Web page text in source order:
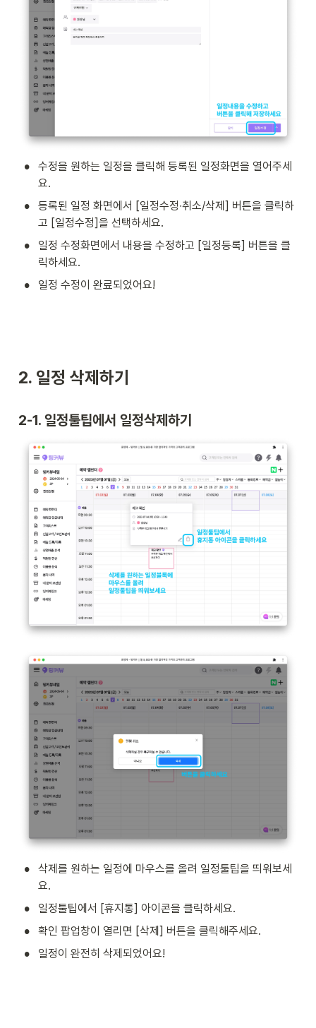
•
수정을 원하는 일정을 클릭해 등록된 일정화면을 열어주세
요.
•
등록된 일정 화면에서 [일정수정∙취소/삭제] 버튼을 클릭하
고 [일정수정]을 선택하세요.
•
일정 수정화면에서 내용을 수정하고 [일정등록] 버튼을 클
릭하세요.
• 일정 수정이 완료되었어요!
2. 일정 삭제하기
2-1. 일정툴팁에서 일정삭제하기
•
삭제를 원하는 일정에 마우스를 올려 일정툴팁을 띄워보세
요.
• 일정툴팁에서 [휴지통] 아이콘을 클릭하세요.
• 확인 팝업창이 열리면 [삭제] 버튼을 클릭해주세요.
• 일정이 완전히 삭제되었어요!